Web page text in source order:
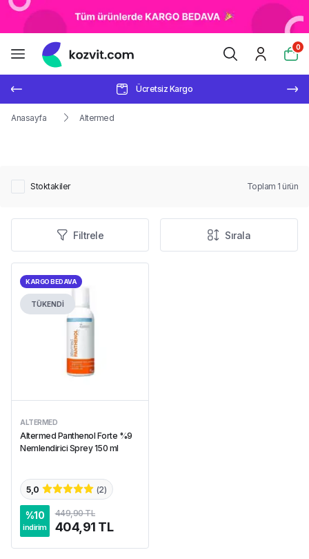
0
Ücretsiz Kargo
Anasayfa Altermed
Stoktakiler Toplam 1 ürün
Filtrele Sırala
KARGO BEDAVA
TÜKENDİ
ALTERMED
Altermed Panthenol Forte %9
Nemlendirici Sprey 150 ml
5,0 (2)
%10
indirim
449,90 TL
404,91 TL